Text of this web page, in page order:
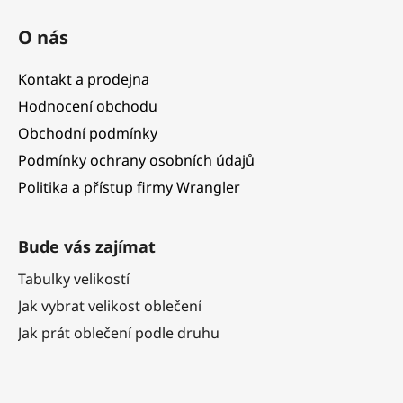
O nás
Kontakt a prodejna
Hodnocení obchodu
Obchodní podmínky
Podmínky ochrany osobních údajů
Politika a přístup firmy Wrangler
Bude vás zajímat
Tabulky velikostí
Jak vybrat velikost oblečení
Jak prát oblečení podle druhu